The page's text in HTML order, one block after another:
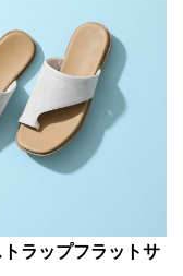
ラップフラットサ